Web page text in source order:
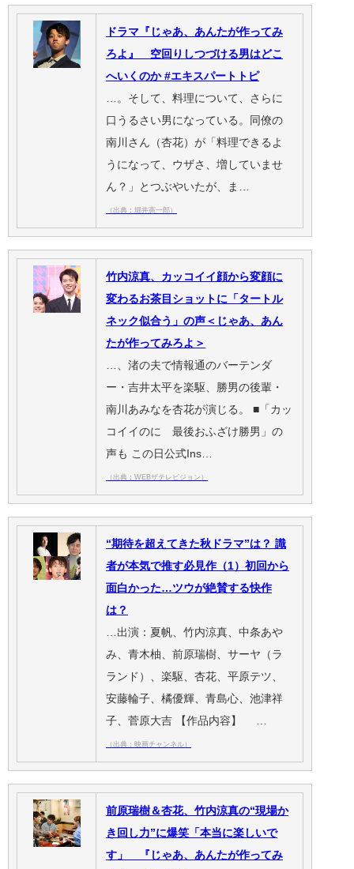
ドラマ『じゃあ、あんたが作ってみ
ろよ』 空回りしつづける男はどこ
へいくのか #エキスパートトピ
…。そして、料理について、さらに
口うるさい男になっている。同僚の
南川さん（杏花）が「料理できるよ
うになって、ウザさ、増していませ
ん？」とつぶやいたが、ま…
（出典：堀井憲一郎）
竹内涼真、カッコイイ顔から変顔に
変わるお茶目ショットに「タートル
ネック似合う」の声＜じゃあ、あん
たが作ってみろよ＞
…、渚の夫で情報通のバーテンダ
ー・吉井太平を楽駆、勝男の後輩・
南川あみなを杏花が演じる。 ■「カッ
コイイのに 最後おふざけ勝男」の
声も この日公式Ins…
（出典：WEBザテレビジョン）
“期待を超えてきた秋ドラマ”は？ 識
者が本気で推す必見作（1）初回から
面白かった…ツウが絶賛する快作
は？
…出演：夏帆、竹内涼真、中条あや
み、青木柚、前原瑞樹、サーヤ（ラ
ランド）、楽駆、杏花、平原テツ、
安藤輪子、橘優輝、青島心、池津祥
子、菅原大吉 【作品内容】 …
（出典：映画チャンネル）
前原瑞樹＆杏花、竹内涼真の“現場か
き回し力”に爆笑「本当に楽しいで
す」 『じゃあ、あんたが作ってみ